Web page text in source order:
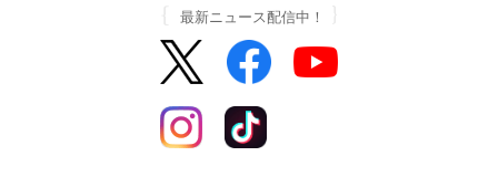
最新ニュース配信中！